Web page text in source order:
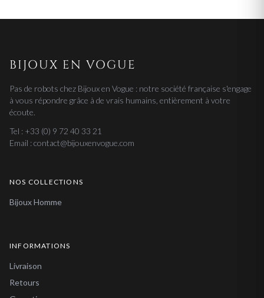
BIJOUX EN VOGUE
Pas de robots chez Bijoux en Vogue : notre société française s'engage
à vous répondre grâce à de vrais humains, entièrement à votre
écoute.
Tel : +33 (0) 9 72 40 33 21
Email : contact@bijouxenvogue.com
NOS COLLECTIONS
Bijoux Homme
INFORMATIONS
Livraison
Retours